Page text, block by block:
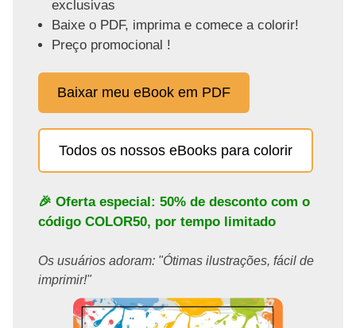
exclusivas
Baixe o PDF, imprima e comece a colorir!
Preço promocional !
Baixar meu eBook em PDF
Todos os nossos eBooks para colorir
🎉 Oferta especial: 50% de desconto com o
código COLOR50, por tempo limitado
Os usuários adoram: "Ótimas ilustrações, fácil de
imprimir!"